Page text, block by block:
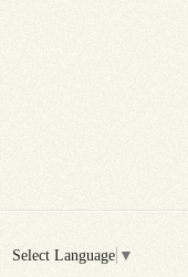
Select Language ▼